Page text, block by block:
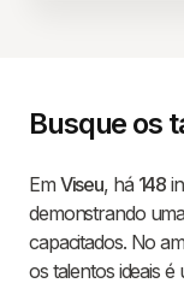
Busque os
Em Viseu, há 148
demonstrando
capacitados. No
os talentos ideais